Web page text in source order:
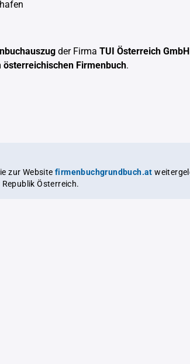
der Firma TUI Österreich GmbH
österreichischen Firmenbuch.
zur Website firmenbuchgrundbuch.at weitergeleitet,
Österreich.